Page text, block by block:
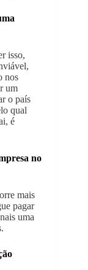
isso,
nos
um
o país
qual
é
no
mais
pagar
uma